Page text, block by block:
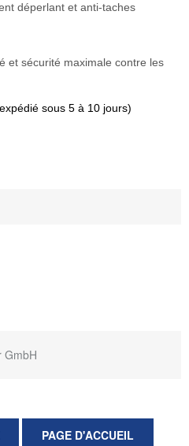
déperlant et anti-taches
et sécurité maximale contre les
sous 5 à 10 jours)
GmbH